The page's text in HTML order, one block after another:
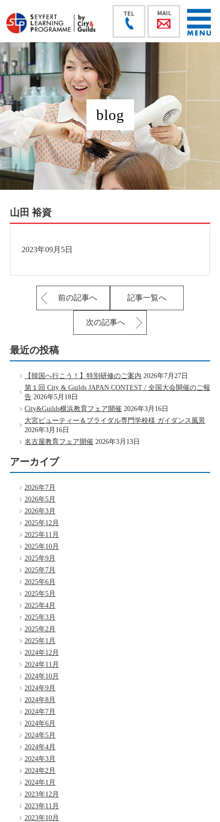
blog
山田 裕資
2023年09月5日
前の記事へ 記事一覧へ
次の記事へ
最近の投稿
【韓国へ行こう！】特別研修のご案内 2026年7月27日
第１回 City & Guilds JAPAN CONTEST / 全国大会開催のご報
告 2026年5月18日
City&Guilds横浜教育フェア開催 2026年3月16日
大宮ビューティー＆ブライダル専門学校様 ガイダンス風景
2026年3月16日
名古屋教育フェア開催 2026年3月13日
アーカイブ
2026年7月
2026年5月
2026年3月
2025年12月
2025年11月
2025年10月
2025年9月
2025年7月
2025年6月
2025年5月
2025年4月
2025年3月
2025年2月
2025年1月
2024年12月
2024年11月
2024年10月
2024年9月
2024年8月
2024年7月
2024年6月
2024年5月
2024年4月
2024年3月
2024年2月
2024年1月
2023年12月
2023年11月
2023年10月